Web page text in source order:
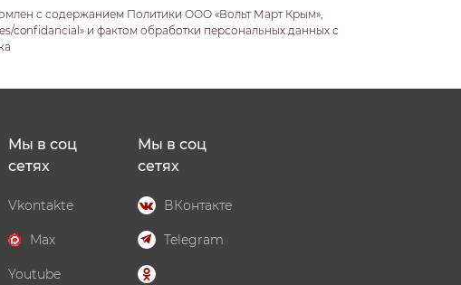
с содержанием Политики ООО «Вольт Март Крым»,
confidancial» и фактом обработки персональных данных с
Мы в соц
сетях
Vkontakte
Max
Youtube
Мы в соц
сетях
ВКонтакте
Telegram